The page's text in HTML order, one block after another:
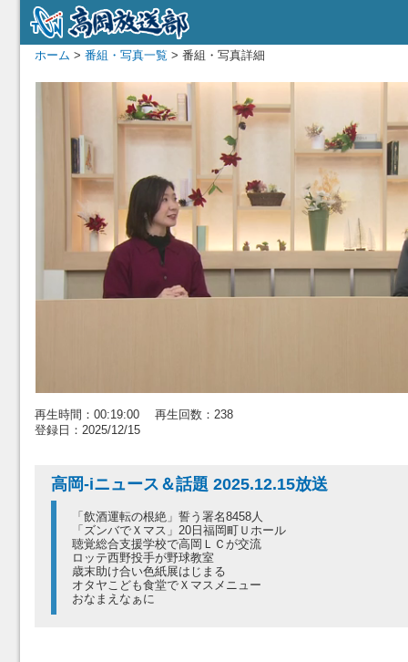
ホーム > 番組・写真一覧 > 番組・写真詳細
再生時間：00:19:00 再生回数：238
登録日：2025/12/15
高岡-iニュース＆話題 2025.12.15放送
「飲酒運転の根絶」誓う署名8458人
「ズンバでＸマス」20日福岡町Ｕホール
聴覚総合支援学校で高岡ＬＣが交流
ロッテ西野投手が野球教室
歳末助け合い色紙展はじまる
オタヤこども食堂でＸマスメニュー
おなまえなぁに